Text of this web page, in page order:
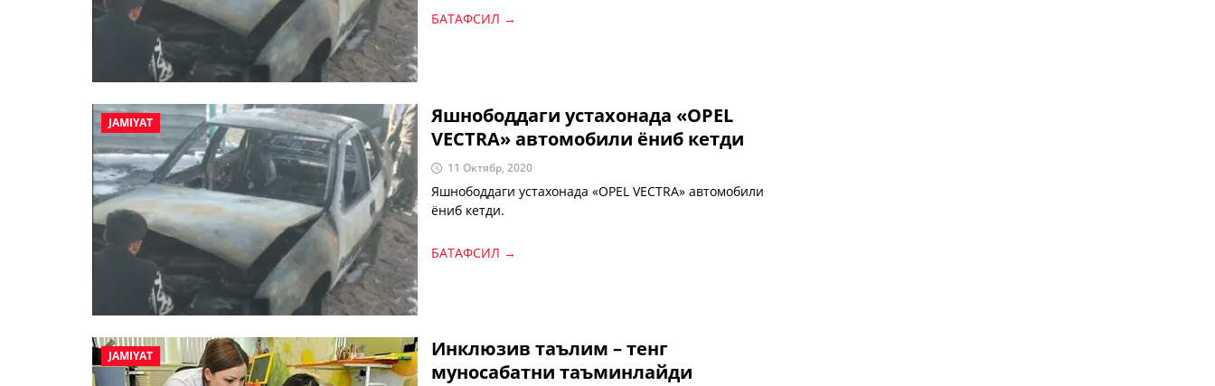
БАТАФСИЛ →
JAMIYAT
Яшнободдаги устахонада «OPEL
VEСTRA» автомобили ёниб кетди
11 Октябр, 2020
Яшнободдаги устахонада «OPEL VEСTRA» автомобили
ёниб кетди.
БАТАФСИЛ →
JAMIYAT
Инклюзив таълим – тенг
муносабатни таъминлайди